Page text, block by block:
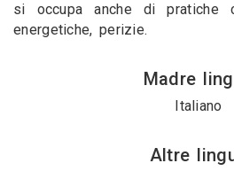
si occupa anche di pratiche
energetiche, perizie.
Madre
Italiano
Altre